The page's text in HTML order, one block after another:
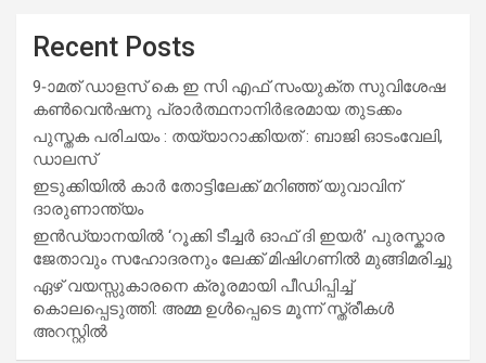
Recent Posts
9-ാമത് ഡാളസ് കെ ഇ സി എഫ് സംയുക്ത സുവിശേഷ
കൺവെൻഷനു പ്രാർത്ഥനാനിർഭരമായ തുടക്കം
പുസ്തക പരിചയം : തയ്യാറാക്കിയത് : ബാജി ഓടംവേലി,
ഡാലസ്
ഇടുക്കിയിൽ കാർ തോട്ടിലേക്ക് മറിഞ്ഞ് യുവാവിന്
ദാരുണാന്ത്യം
ഇൻഡ്യാനയിൽ ‘റൂക്കി ടീച്ചർ ഓഫ് ദി ഇയർ’ പുരസ്കാര
ജേതാവും സഹോദരനും ലേക്ക് മിഷിഗണിൽ മുങ്ങിമരിച്ചു
ഏഴ് വയസ്സുകാരനെ ക്രൂരമായി പീഡിപ്പിച്ച്
കൊലപ്പെടുത്തി: അമ്മ ഉൾപ്പെടെ മൂന്ന് സ്ത്രീകൾ
അറസ്റ്റിൽ